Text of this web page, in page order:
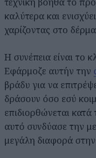
καλύτερα και
χαρίζοντας στο
Η συνέπεια είναι το
Εφάρμοζε αυτήν την
βράδυ για να
δράσουν όσο εσύ
επιδιορθώνεται κατά
αυτό συνδύασε την
μεγάλη διαφορά